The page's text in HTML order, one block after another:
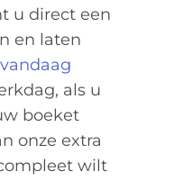
u direct een
en laten
als u
boeket
onze extra
wilt